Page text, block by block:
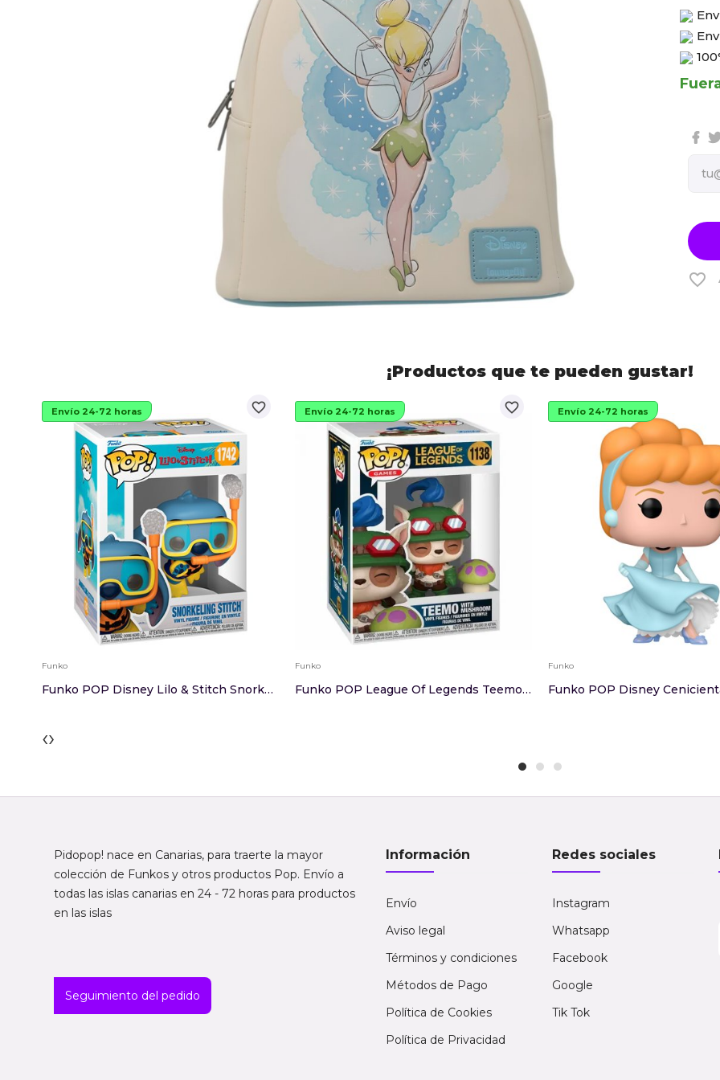
favorite_border
¡Productos que te pueden gustar!
favorite_border
Envío 24-72 horas
Funko
Funko POP Disney Lilo & Stitch Snorkeling Stitch
favorite_border
Envío 24-72 horas
Funko
Funko POP League Of Legends Teemo With Mushroom...
Envío 24-72 horas
Funko
‹›
Pidopop! nace en Canarias, para traerte la mayor
colección de Funkos y otros productos Pop. Envío a
todas las islas canarias en 24 - 72 horas para productos
en las islas
Seguimiento del pedido
Información
Envío
Aviso legal
Términos y condiciones
Métodos de Pago
Política de Cookies
Política de Privacidad
Redes sociales
Instagram
Whatsapp
Facebook
Google
Tik Tok